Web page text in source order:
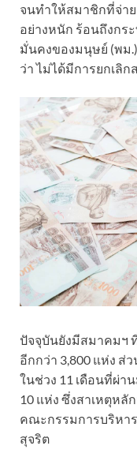
จนทำให้สมาชิกที่จ่า
อย่างหนัก ร้อนถึงกร
มั่นคงของมนุษย์ (พม
ว่า ไม่ได้มีการยกเลิ
ปัจจุบันยังมีสมาคมฯ
อีกกว่า 3,800 แห่ง ส่
ในช่วง 11 เดือนที่ผ่าน
10 แห่ง ซึ่งสาเหตุห
คณะกรรมการบริหา
สุจริต